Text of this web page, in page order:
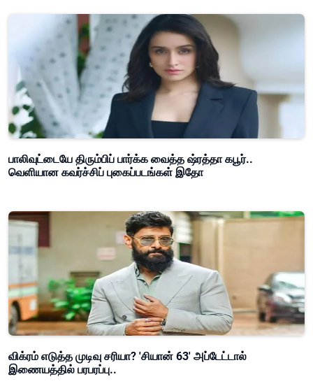
பாலிவுட்டையே திரும்பிப் பார்க்க வைத்த ஷ்ரத்தா கபூர்..
வெளியான கவர்ச்சிப் புகைப்படங்கள் இதோ
விக்ரம் எடுத்த முடிவு சரியா? 'சியான் 63' அப்டேட்டால்
இணையத்தில் பரபரப்பு..